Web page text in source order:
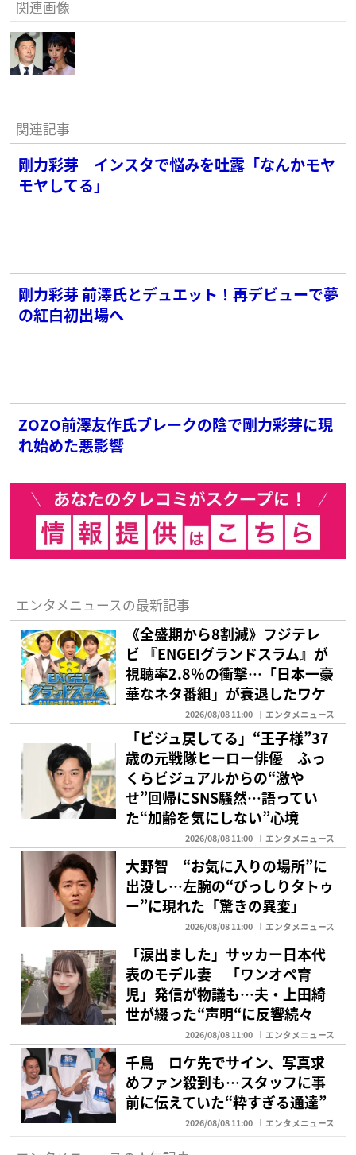
関連画像
関連記事
剛力彩芽 インスタで悩みを吐露「なんかモヤ
モヤしてる」
剛力彩芽 前澤氏とデュエット！再デビューで夢
の紅白初出場へ
ZOZO前澤友作氏ブレークの陰で剛力彩芽に現
れ始めた悪影響
エンタメニュースの最新記事
《全盛期から8割減》フジテレ
ビ 『ENGEIグランドスラム』が
視聴率2.8％の衝撃…「日本一豪
華なネタ番組」が衰退したワケ
2026/08/08 11:00 エンタメニュース
「ビジュ戻してる」“王子様”37
歳の元戦隊ヒーロー俳優 ふっ
くらビジュアルからの“激や
せ”回帰にSNS騒然…語ってい
た“加齢を気にしない”心境
2026/08/08 11:00 エンタメニュース
大野智 “お気に入りの場所”に
出没し…左腕の“びっしりタトゥ
ー”に現れた「驚きの異変」
2026/08/08 11:00 エンタメニュース
「涙出ました」サッカー日本代
表のモデル妻 「ワンオペ育
児」発信が物議も…夫・上田綺
世が綴った“声明“に反響続々
2026/08/08 11:00 エンタメニュース
千鳥 ロケ先でサイン、写真求
めファン殺到も…スタッフに事
前に伝えていた“粋すぎる通達”
2026/08/08 11:00 エンタメニュース